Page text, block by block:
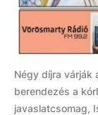
Négy díjra várják
berendezés a
javaslatcsomag,